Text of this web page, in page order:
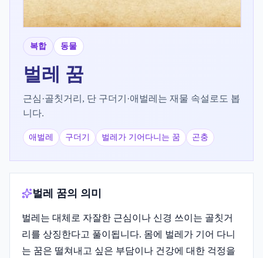
복합 동물
벌레 꿈
근심·골칫거리, 단 구더기·애벌레는 재물 속설로도 봅
니다.
애벌레 구더기 벌레가 기어다니는 꿈 곤충
벌레 꿈의 의미
벌레는 대체로 자잘한 근심이나 신경 쓰이는 골칫거
리를 상징한다고 풀이됩니다. 몸에 벌레가 기어 다니
는 꿈은 떨쳐내고 싶은 부담이나 건강에 대한 걱정을